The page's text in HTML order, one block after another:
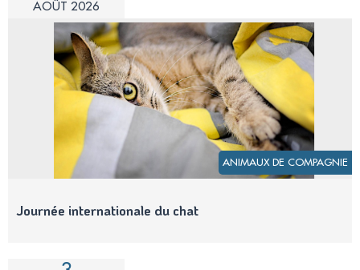
AOÛT 2026
ANIMAUX DE COMPAGNIE
Journée internationale du chat